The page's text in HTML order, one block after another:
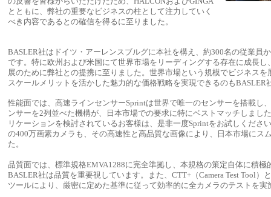
とともに、弊社の重要なビジネスの柱として注力していく
べき内容であるとの確信を得るに至りました。
BASLER社はドイツ・アーレンスブルグに本社を構え、約300名の従業員
です。特に欧州および米国にて世界市場をリーディングする存在に成長し
展のために弊社との提携に至りました。世界市場という規模でビジネスを
スケールメリットを活かした魅力的な価格戦略を実現できるのもBASLER
性能面では、高速ラインセンサーSprintは世界で唯一のセンサーを搭載し
ンサーを2列並べた機構が、日本市場での要求に特にベストマッチしまし
リケーションを検討されているお客様は、是非一度Sprintをお試しくださ
の400万画素カメラも、その高速性と高品質な画像により、日本市場にス
た。
品質面では、標準規格EMVA1288に完全準拠し、本規格の策定自体に積極
BASLER社は品質を重要視しています。また、CTT+（Camera Test Tool）
ツールにより、厳密に定めた基準に従って効率的に全カメラのテストを実